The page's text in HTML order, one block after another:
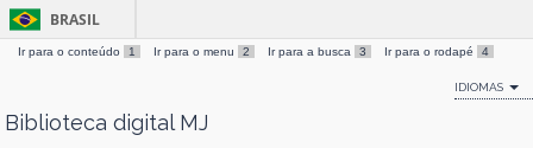
Skip
BRASIL
Ir para o conteúdo 1 Ir para o menu 2 Ir para a busca 3 Ir para o rodapé 4
IDIOMAS
Biblioteca digital MJ